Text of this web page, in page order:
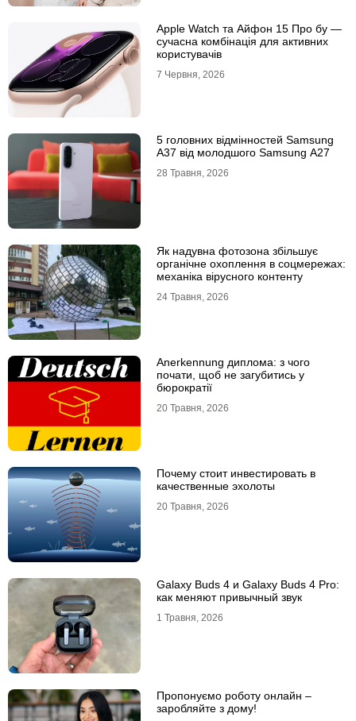
Apple Watch та Айфон 15 Про бу —
сучасна комбінація для активних
користувачів
7 Червня, 2026
5 головних відмінностей Samsung
A37 від молодшого Samsung A27
28 Травня, 2026
Як надувна фотозона збільшує
органічне охоплення в соцмережах:
механіка вірусного контенту
24 Травня, 2026
Anerkennung диплома: з чого
почати, щоб не загубитись у
бюрократії
20 Травня, 2026
Почему стоит инвестировать в
качественные эхолоты
20 Травня, 2026
Galaxy Buds 4 и Galaxy Buds 4 Pro:
как меняют привычный звук
1 Травня, 2026
Пропонуємо роботу онлайн –
заробляйте з дому!